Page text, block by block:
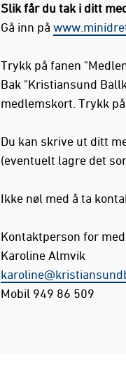
Slik får du tak i ditt
Gå inn på
Trykk på fanen
Bak "Kristiansund
medlemskort. Trykk
Du kan skrive ut ditt
(eventuelt lagre det
Ikke nøl med å ta
Kontaktperson for
Karoline Almvik
Mobil 949 86 509